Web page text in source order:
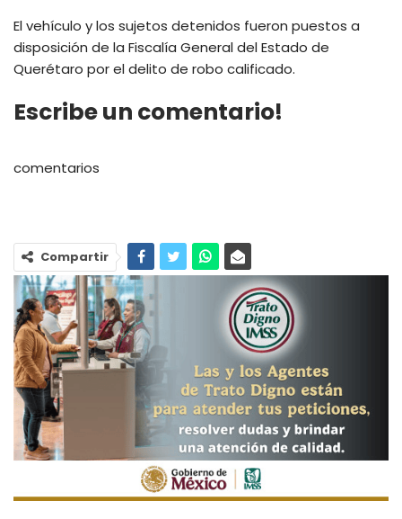
El vehículo y los sujetos detenidos fueron puestos a
disposición de la Fiscalía General del Estado de
Querétaro por el delito de robo calificado.
Escribe un comentario!
comentarios
Compartir